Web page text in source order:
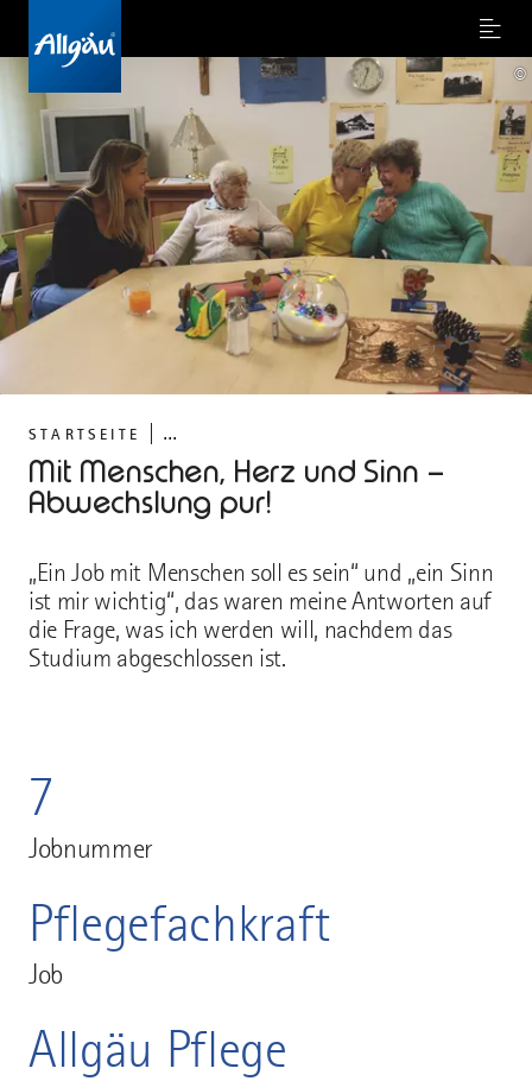
Menu
©
STARTSEITE ...
Mit Menschen, Herz und Sinn –
Abwechslung pur!
„Ein Job mit Menschen soll es sein“ und „ein Sinn
ist mir wichtig“, das waren meine Antworten auf
die Frage, was ich werden will, nachdem das
Studium abgeschlossen ist.
7
Jobnummer
Pflegefachkraft
Job
Allgäu Pflege